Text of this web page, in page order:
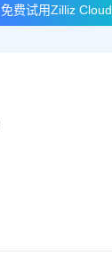
免费试用Zilliz Cloud